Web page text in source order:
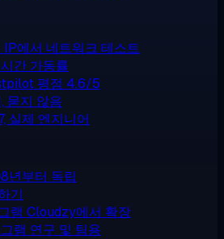
IP에서 네트워크 테스트
간 가동률
평점 4.6/5
묻지 않음
실제 엔지니어
년부터 독립
기
램 Cloudzy에서 확장
램 연구 및 팀용